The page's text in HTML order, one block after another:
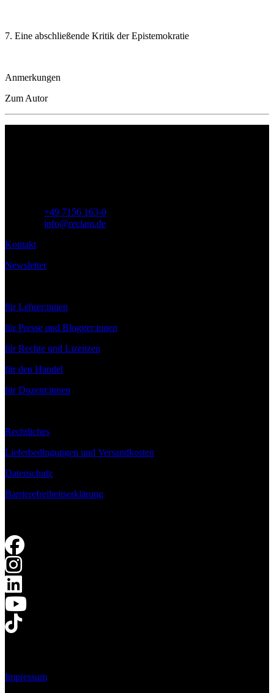
7. Eine abschließende Kritik der Epistemokratie
Anmerkungen
Zum Autor
+49 7156 163-0
info@reclam.de
Kontakt
Newsletter
für Lehrer:innen
für Presse und Blogger:innen
für Rechte und Lizenzen
für den Handel
für Dozent:innen
Rechtliches
Lieferbedingungen und Versandkosten
Datenschutz
Barrierefreiheitserklärung
Impressum